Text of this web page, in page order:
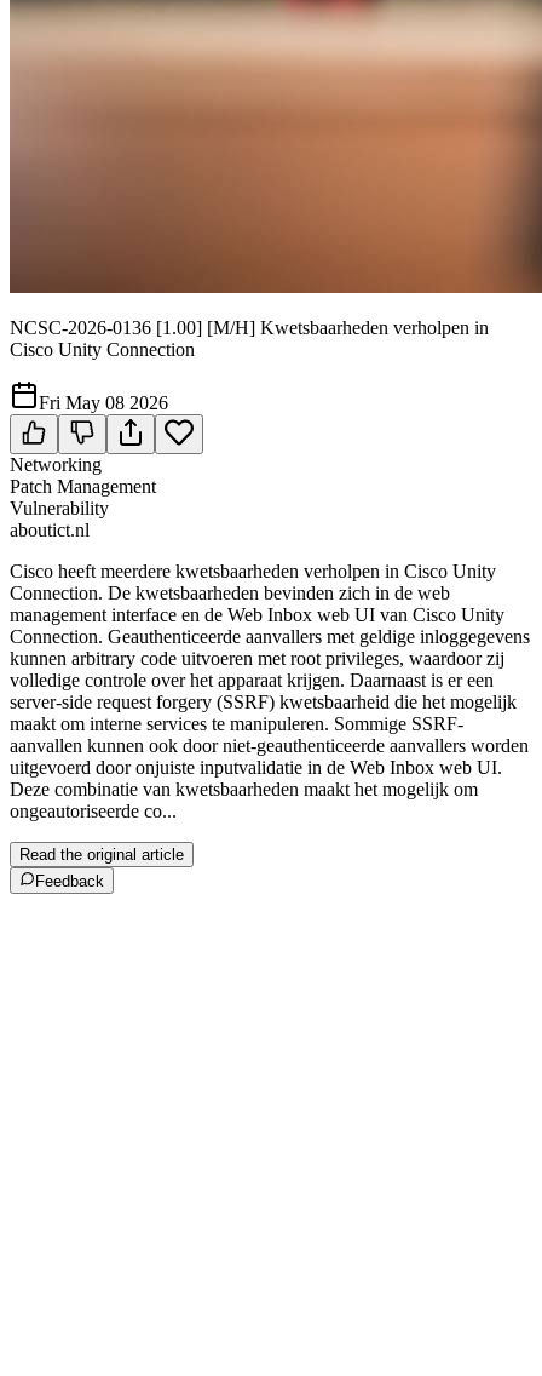
NCSC-2026-0136 [1.00] [M/H] Kwetsbaarheden verholpen in
Cisco Unity Connection
Fri May 08 2026
Networking
Patch Management
Vulnerability
aboutict.nl
Cisco heeft meerdere kwetsbaarheden verholpen in Cisco Unity
Connection. De kwetsbaarheden bevinden zich in de web
management interface en de Web Inbox web UI van Cisco Unity
Connection. Geauthenticeerde aanvallers met geldige inloggegevens
kunnen arbitrary code uitvoeren met root privileges, waardoor zij
volledige controle over het apparaat krijgen. Daarnaast is er een
server-side request forgery (SSRF) kwetsbaarheid die het mogelijk
maakt om interne services te manipuleren. Sommige SSRF-
aanvallen kunnen ook door niet-geauthenticeerde aanvallers worden
uitgevoerd door onjuiste inputvalidatie in de Web Inbox web UI.
Deze combinatie van kwetsbaarheden maakt het mogelijk om
ongeautoriseerde co...
Read the original article
Feedback